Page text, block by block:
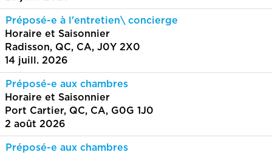
Préposé-e à l'entretien\ concierge
Horaire et Saisonnier
Radisson, QC, CA, J0Y 2X0
14 juill. 2026
Préposé-e aux chambres
Horaire et Saisonnier
Port Cartier, QC, CA, G0G 1J0
2 août 2026
Préposé-e aux chambres